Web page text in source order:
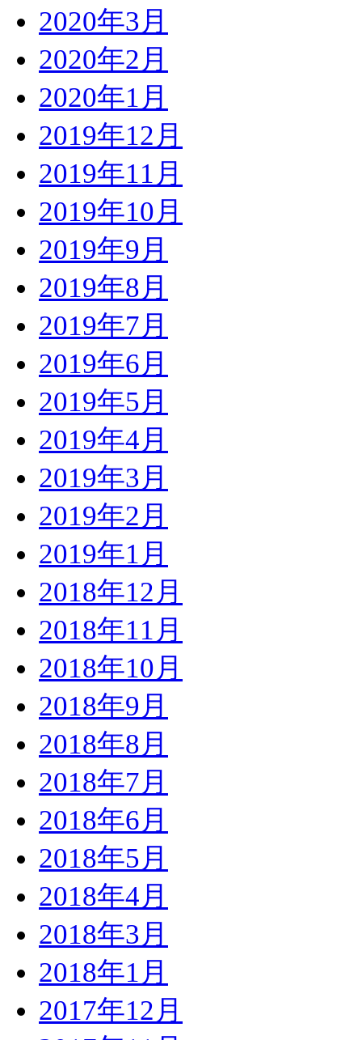
2020年3月
2020年2月
2020年1月
2019年12月
2019年11月
2019年10月
2019年9月
2019年8月
2019年7月
2019年6月
2019年5月
2019年4月
2019年3月
2019年2月
2019年1月
2018年12月
2018年11月
2018年10月
2018年9月
2018年8月
2018年7月
2018年6月
2018年5月
2018年4月
2018年3月
2018年1月
2017年12月